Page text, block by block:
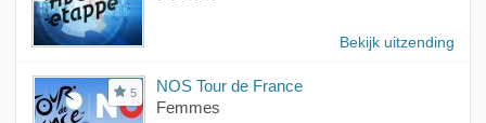
Bekijk uitzending
5
NOS Tour de France
Femmes